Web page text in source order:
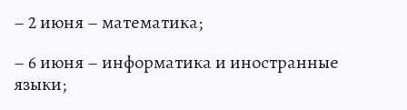
– 2 июня – математика;
– 6 июня – информатика и иностранные
языки;